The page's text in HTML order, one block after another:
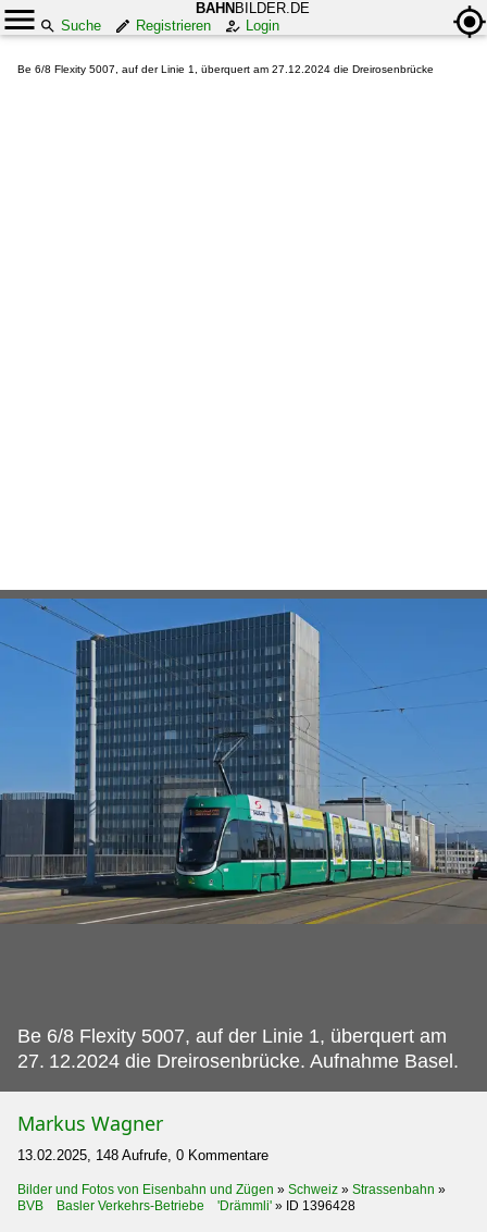
BAHN BILDER.DE
Suche
Registrieren Login
Be 6/8 Flexity 5007, auf der Linie 1, überquert am 27.12.2024 die Dreirosenbrücke
Be 6/8 Flexity 5007, auf der Linie 1, überquert am
27. 12.2024 die Dreirosenbrücke. Aufnahme Basel.
Markus Wagner
13.02.2025, 148 Aufrufe, 0 Kommentare
Bilder und Fotos von Eisenbahn und Zügen » Schweiz » Strassenbahn »
BVB Basler Verkehrs-Betriebe 'Drämmli' » ID 1396428